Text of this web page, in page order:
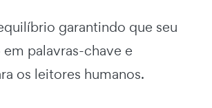
garantindo que seu
palavras-chave e
os leitores humanos.